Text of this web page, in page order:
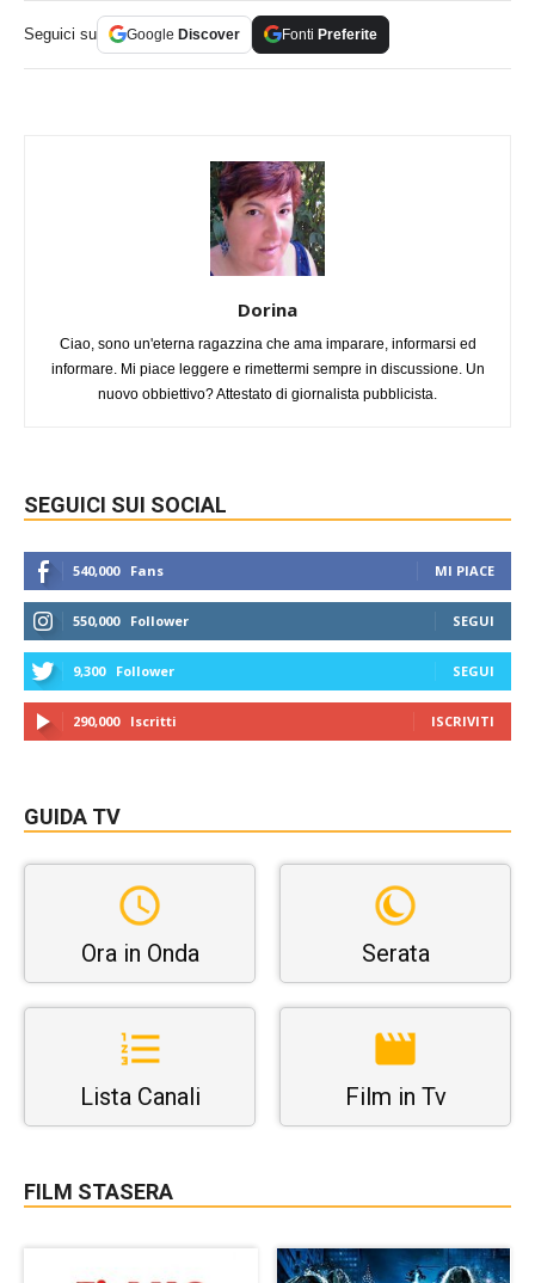
Seguici su Google Discover Fonti Preferite
Dorina
Ciao, sono un'eterna ragazzina che ama imparare, informarsi ed
informare. Mi piace leggere e rimettermi sempre in discussione. Un
nuovo obbiettivo? Attestato di giornalista pubblicista.
SEGUICI SUI SOCIAL
540,000 Fans MI PIACE
550,000 Follower SEGUI
9,300 Follower SEGUI
290,000 Iscritti ISCRIVITI
GUIDA TV
Ora in Onda Serata
Lista Canali Film in Tv
FILM STASERA